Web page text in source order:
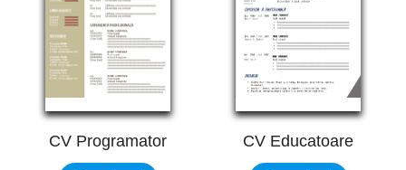
CV Programator CV Educatoare